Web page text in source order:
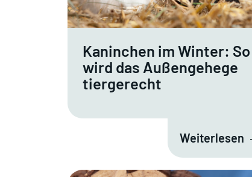
Kaninchen im Winter: So
wird das Außengehege
tiergerecht
Weiterlesen